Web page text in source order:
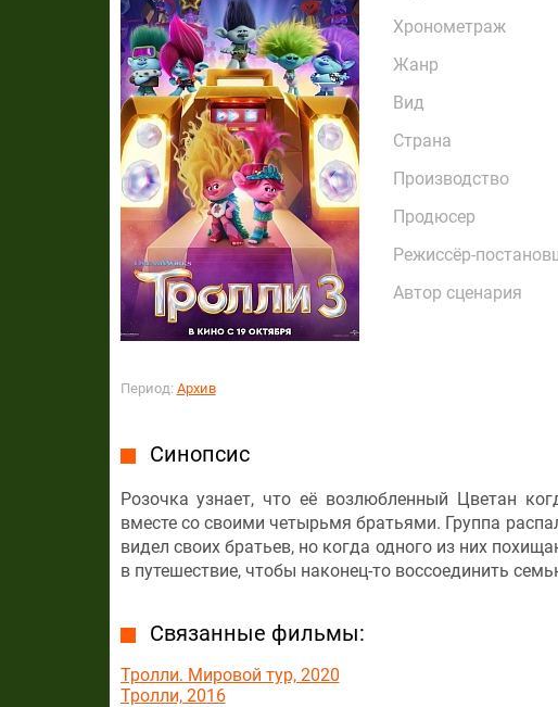
Период: Архив
Хронометраж
Жанр
Вид
Страна
Производство
Продюсер
Режиссёр-
Автор сценария
Синопсис
Розочка узнает, что её возлюбленный Цветан
вместе со своими четырьмя братьями. Группа
видел своих братьев, но когда одного из них
в путешествие, чтобы наконец-то воссоединить
Связанные фильмы:
Тролли. Мировой тур, 2020
Тролли, 2016